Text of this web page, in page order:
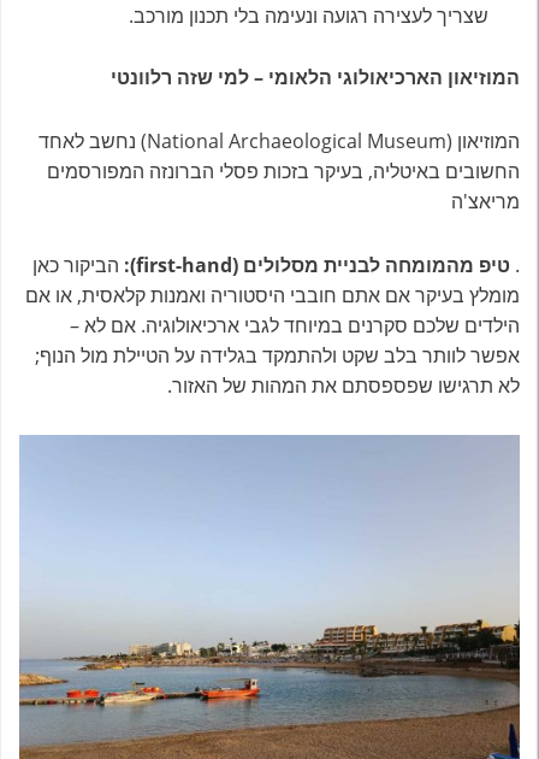
שצריך לעצירה רגועה ונעימה בלי תכנון מורכב.
המוזיאון הארכיאולוגי הלאומי – למי שזה רלוונטי
המוזיאון (National Archaeological Museum) נחשב לאחד
החשובים באיטליה, בעיקר בזכות פסלי הברונזה המפורסמים
מריאצ'ה
. טיפ מהמומחה לבניית מסלולים (first-hand):
הביקור כאן
מומלץ בעיקר אם אתם חובבי היסטוריה ואמנות קלאסית, או אם
הילדים שלכם סקרנים במיוחד לגבי ארכיאולוגיה. אם לא –
אפשר לוותר בלב שקט ולהתמקד בגלידה על הטיילת מול הנוף;
לא תרגישו שפספסתם את המהות של האזור.